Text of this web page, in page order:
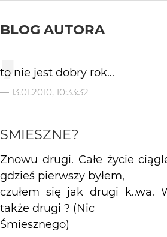
BLOG AUTORA
to nie jest dobry rok...
— 13.01.2010, 10:33:32
SMIESZNE?
Znowu drugi. Całe życie
gdzieś pierwszy byłem,
czułem się jak drugi k..wa.
także drugi ? (Nic
Śmiesznego)